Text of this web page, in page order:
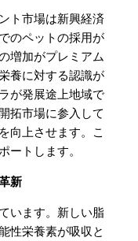
ト市場は新興経済
のペットの採用が
増加がプレミアム
養に対する認識が
が発展途上地域で
拓市場に参入して
向上させます。こ
ートします。
新
います。新しい脂
性栄養素が吸収と